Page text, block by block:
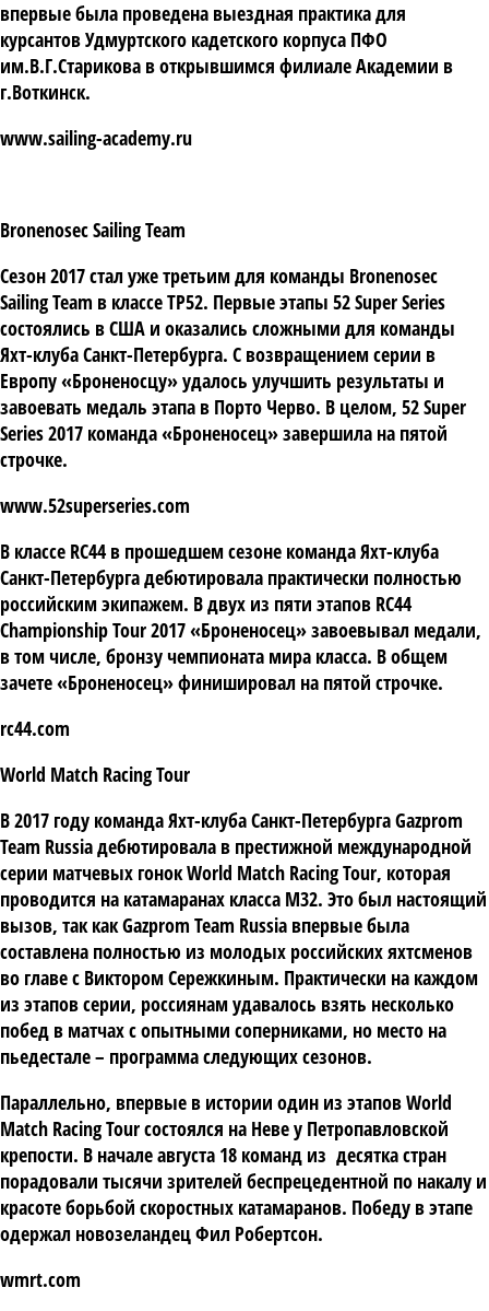
впервые была проведена выездная практика для
курсантов Удмуртского кадетского корпуса ПФО
им.В.Г.Старикова в открывшимся филиале Академии в
г.Воткинск.
www.sailing-academy.ru
Bronenosec Sailing Team
Сезон 2017 стал уже третьим для команды Bronenosec
Sailing Team в классе ТР52. Первые этапы 52 Super Series
состоялись в США и оказались сложными для команды
Яхт-клуба Санкт-Петербурга. С возвращением серии в
Европу «Броненосцу» удалось улучшить результаты и
завоевать медаль этапа в Порто Черво. В целом, 52 Super
Series 2017 команда «Броненосец» завершила на пятой
строчке.
www.52superseries.com
В классе RC44 в прошедшем сезоне команда Яхт-клуба
Санкт-Петербурга дебютировала практически полностью
российским экипажем. В двух из пяти этапов RC44
Championship Tour 2017 «Броненосец» завоевывал медали,
в том числе, бронзу чемпионата мира класса. В общем
зачете «Броненосец» финишировал на пятой строчке.
rc44.com
World Match RacingTour
В 2017 году команда Яхт-клуба Санкт-Петербурга Gazprom
Team Russia дебютировала в престижной международной
серии матчевых гонок World Match Racing Tour, которая
проводится на катамаранах класса М32. Это был настоящий
вызов, так как Gazprom Team Russia впервые была
составлена полностью из молодых российских яхтсменов
во главе с Виктором Сережкиным. Практически на каждом
из этапов серии, россиянам удавалось взять несколько
побед в матчах с опытными соперниками, но место на
пьедестале – программа следующих сезонов.
Параллельно, впервые в истории один из этапов World
Match Racing Tour состоялся на Неве у Петропавловской
крепости. В начале августа 18 команд из десятка стран
порадовали тысячи зрителей беспрецедентной по накалу и
красоте борьбой скоростных катамаранов. Победу в этапе
одержал новозеландец Фил Робертсон.
wmrt.com